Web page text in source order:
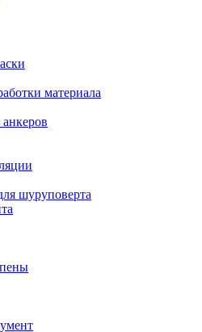
материала
шуруповерта